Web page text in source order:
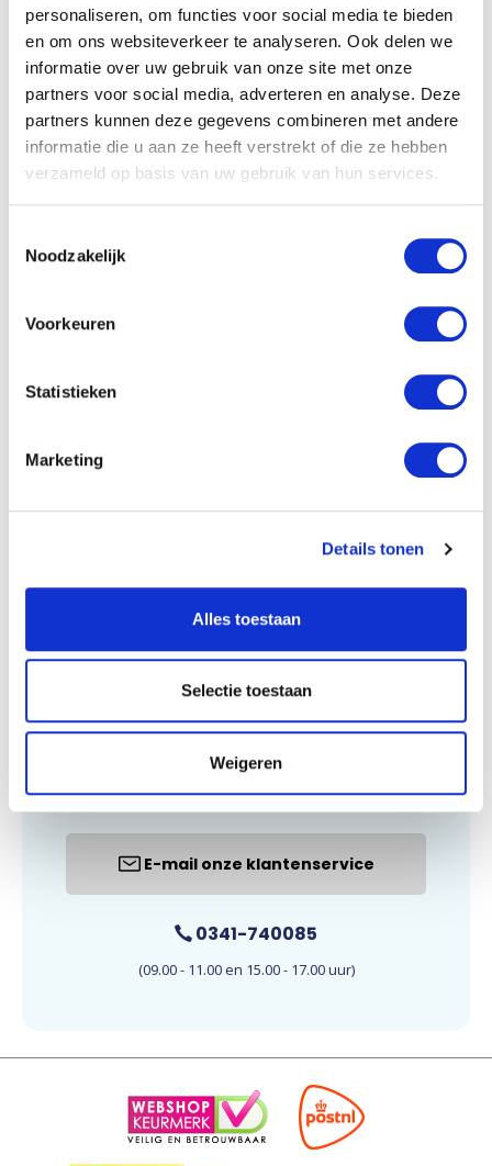
personaliseren, om functies voor social media te bieden
en om ons websiteverkeer te analyseren. Ook delen we
informatie over uw gebruik van onze site met onze
partners voor social media, adverteren en analyse. Deze
partners kunnen deze gegevens combineren met andere
informatie die u aan ze heeft verstrekt of die ze hebben
verzameld op basis van uw gebruik van hun services.
Noodzakelijk
Voorkeuren
Statistieken
Marketing
Details tonen
Alles toestaan
Selectie toestaan
Weigeren
Omschrijving
Sleutelhanger kruis
hout vis
Sleutelhanger kruis hout met afbeelding vis 1 zijde gelaserd
â€‹â€‹â€‹â€‹â€‹â€‹â€‹Dit product is gemaakt, van legaal
gekapt hout, onder de richtlijnen van Legal Indonesian
Wij zijn te bereiken op maandag t/m vrijdag,
van 09.00 tot 11.00 uur en 15.00 tot 17.00
uur. E-mails worden doorgaans binnen 24
uur beantwoord.
E-mail onze klantenservice
0341-740085
(09.00 - 11.00 en 15.00 - 17.00 uur)